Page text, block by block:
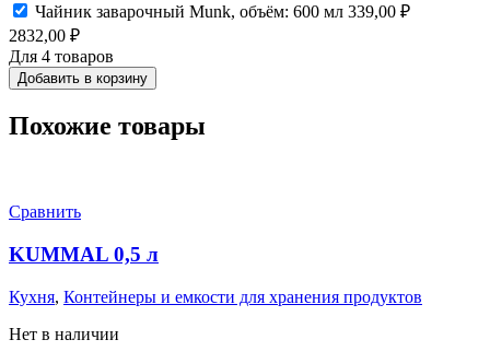
Чайник заварочный Munk, объём: 600 мл 339,00 ₽
2832,00 ₽
Для 4 товаров
Добавить в корзину
Похожие товары
Сравнить
KUMMAL 0,5 л
Кухня, Контейнеры и емкости для хранения продуктов
Нет в наличии